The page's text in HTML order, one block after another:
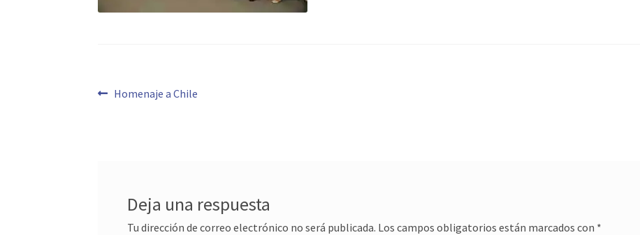
Navegación
Anterior:
Homenaje a Chile
Deja una respuesta
Tu dirección de correo electrónico no será publicada. Los campos obligatorios están marcados con *